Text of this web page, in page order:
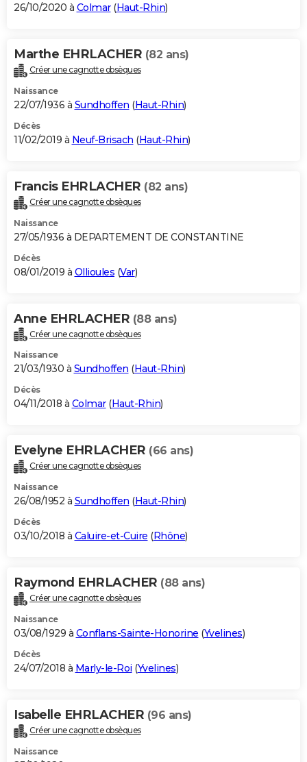
26/10/2020 à Colmar(Haut-Rhin)
Marthe EHRLACHER (82 ans)
Créer une cagnotte obsèques
Naissance
22/07/1936 à Sundhoffen (Haut-Rhin)
Décès
11/02/2019 à Neuf-Brisach (Haut-Rhin)
Francis EHRLACHER (82 ans)
Créer une cagnotte obsèques
Naissance
27/05/1936 à DEPARTEMENT DE CONSTANTINE
Décès
08/01/2019 à Ollioules (Var)
Anne EHRLACHER (88 ans)
Créer une cagnotte obsèques
Naissance
21/03/1930 à Sundhoffen (Haut-Rhin)
Décès
04/11/2018 à Colmar(Haut-Rhin)
Evelyne EHRLACHER (66 ans)
Créer une cagnotte obsèques
Naissance
26/08/1952 à Sundhoffen (Haut-Rhin)
Décès
03/10/2018 à Caluire-et-Cuire (Rhône)
Raymond EHRLACHER (88 ans)
Créer une cagnotte obsèques
Naissance
03/08/1929 à Conflans-Sainte-Honorine (Yvelines)
Décès
24/07/2018 à Marly-le-Roi (Yvelines)
Isabelle EHRLACHER (96 ans)
Créer une cagnotte obsèques
Naissance